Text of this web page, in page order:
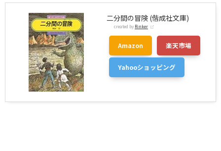
二分間の冒険 (偕成社文庫)
created by Rinker
Amazon 楽天市場
Yahooショッピング